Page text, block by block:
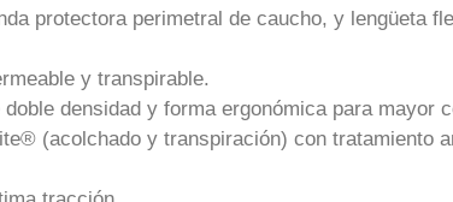
protectora perimetral de caucho, y lengüeta
y transpirable.
densidad y forma ergonómica para mayor
(acolchado y transpiración) con tratamiento